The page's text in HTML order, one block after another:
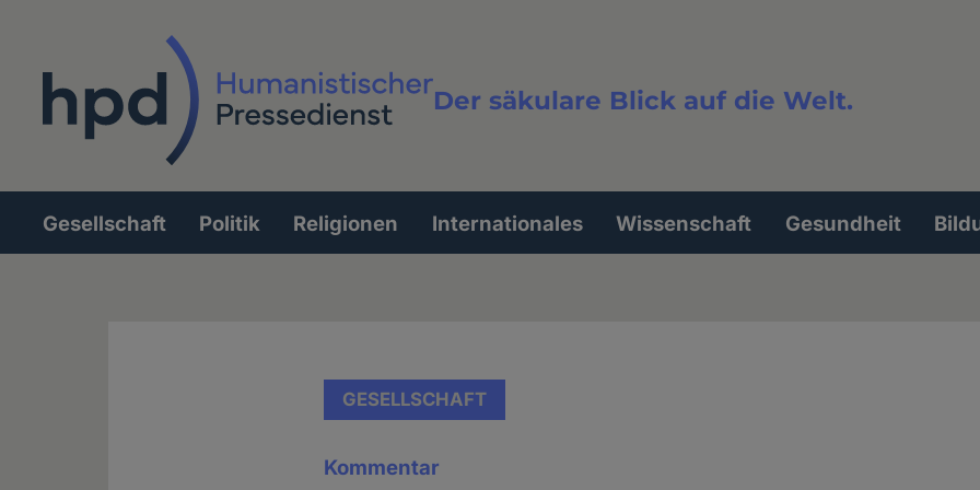
Der säkulare Blick auf die Welt.
Volltextsuche
Hauptnavigation
Gesellschaft Politik Religionen Internationales Wissenschaft Gesundheit
GESELLSCHAFT
Kommentar